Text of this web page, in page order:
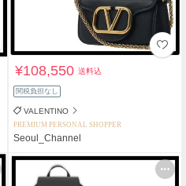
¥108,550送料込
関税負担なし
VALENTINO
PREMIUM PERSONAL SHOPPER
Seoul_Channel